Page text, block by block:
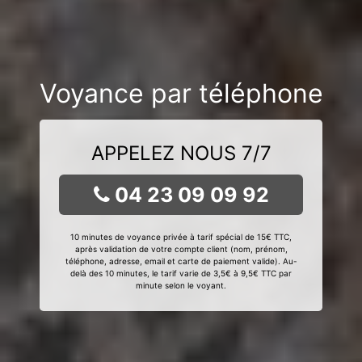
Voyance par téléphone
APPELEZ NOUS 7/7
04 23 09 09 92
10 minutes de voyance privée à tarif spécial de 15€ TTC,
après validation de votre compte client (nom, prénom,
téléphone, adresse, email et carte de paiement valide). Au-
delà des 10 minutes, le tarif varie de 3,5€ à 9,5€ TTC par
minute selon le voyant.